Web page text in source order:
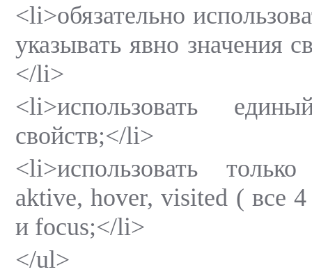
<li>обязательно
указывать явно значения
</li>
<li>использовать
свойств;</li>
<li>использовать
aktive, hover, visited ( все
и focus;</li>
</ul>